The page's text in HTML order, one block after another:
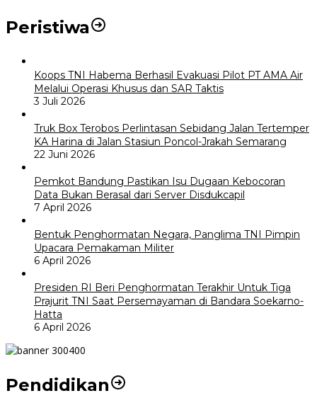
Peristiwa
Koops TNI Habema Berhasil Evakuasi Pilot PT AMA Air
Melalui Operasi Khusus dan SAR Taktis
3 Juli 2026
Truk Box Terobos Perlintasan Sebidang Jalan Tertemper
KA Harina di Jalan Stasiun Poncol-Jrakah Semarang
22 Juni 2026
Pemkot Bandung Pastikan Isu Dugaan Kebocoran
Data Bukan Berasal dari Server Disdukcapil
7 April 2026
Bentuk Penghormatan Negara, Panglima TNI Pimpin
Upacara Pemakaman Militer
6 April 2026
Presiden RI Beri Penghormatan Terakhir Untuk Tiga
Prajurit TNI Saat Persemayaman di Bandara Soekarno-
Hatta
6 April 2026
Pendidikan